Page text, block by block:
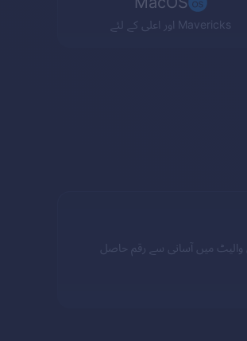
Mavericks اور اعلی کے لئے
والیٹ میں آسانی سے رقم حاصل